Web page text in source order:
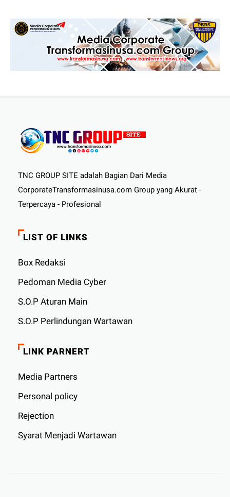
TNC GROUP SITE adalah Bagian Dari Media
CorporateTransformasinusa.com Group yang Akurat -
Terpercaya - Profesional
LIST OF LINKS
Box Redaksi
Pedoman Media Cyber
S.O.P Aturan Main
S.O.P Perlindungan Wartawan
LINK PARNERT
Media Partners
Personal policy
Rejection
Syarat Menjadi Wartawan